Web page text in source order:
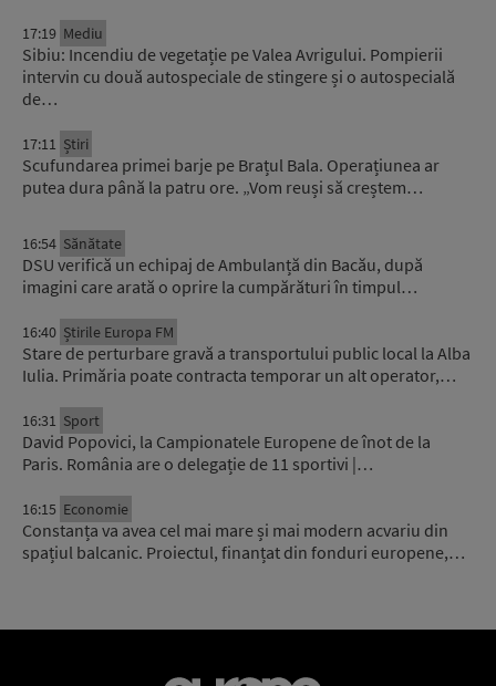
17:19 Mediu
Sibiu: Incendiu de vegetație pe Valea Avrigului. Pompierii
intervin cu două autospeciale de stingere și o autospecială
de…
17:11 Știri
Scufundarea primei barje pe Brațul Bala. Operațiunea ar
putea dura până la patru ore. „Vom reuși să creștem…
16:54 Sănătate
DSU verifică un echipaj de Ambulanță din Bacău, după
imagini care arată o oprire la cumpărături în timpul…
16:40 Știrile Europa FM
Stare de perturbare gravă a transportului public local la Alba
Iulia. Primăria poate contracta temporar un alt operator,…
16:31 Sport
David Popovici, la Campionatele Europene de înot de la
Paris. România are o delegație de 11 sportivi |…
16:15 Economie
Constanța va avea cel mai mare și mai modern acvariu din
spațiul balcanic. Proiectul, finanțat din fonduri europene,…